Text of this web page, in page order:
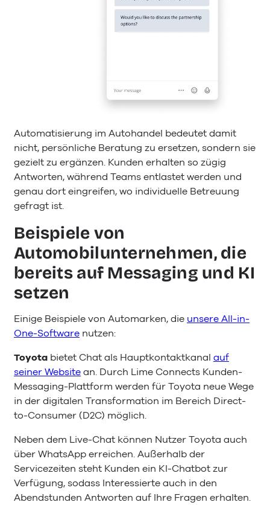
Automatisierung im Autohandel bedeutet damit
nicht, persönliche Beratung zu ersetzen, sondern sie
gezielt zu ergänzen. Kunden erhalten so zügig
Antworten, während Teams entlastet werden und
genau dort eingreifen, wo individuelle Betreuung
gefragt ist.
Beispiele von
Automobilunternehmen, die
bereits auf Messaging und KI
setzen
Einige Beispiele von Automarken, die unsere All-in-
One-Software nutzen:
Toyota bietet Chat als Hauptkontaktkanal auf
seiner Websitean. Durch Lime Connects Kunden-
Messaging-Plattform werden für Toyota neue Wege
in der digitalen Transformation im Bereich Direct-
to-Consumer (D2C) möglich.
Neben dem Live-Chat können Nutzer Toyota auch
über WhatsApp erreichen. Außerhalb der
Servicezeiten steht Kunden ein KI-Chatbot zur
Verfügung, sodass Interessierte auch in den
Abendstunden Antworten auf Ihre Fragen erhalten.